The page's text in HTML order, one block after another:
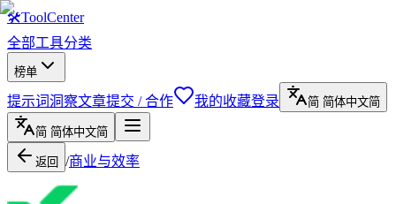
🛠ToolCenter
全部工具分类
榜单
提示词洞察文章提交 / 合作 我的收藏登录 简 简体中文简
简 简体中文简
返回 /商业与效率